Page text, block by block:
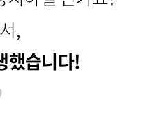
,
했습니다!